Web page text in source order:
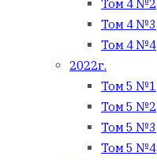
Том 4 №2
Том 4 №3
Том 4 №4
2022г.
Том 5 №1
Том 5 №2
Том 5 №3
Том 5 №4